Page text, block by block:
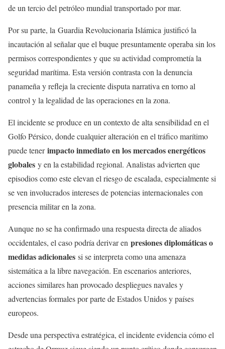
de un tercio del petróleo mundial transportado por mar.
Por su parte, la Guardia Revolucionaria Islámica justificó la
incautación al señalar que el buque presuntamente operaba sin los
permisos correspondientes y que su actividad comprometía la
seguridad marítima. Esta versión contrasta con la denuncia
panameña y refleja la creciente disputa narrativa en torno al
control y la legalidad de las operaciones en la zona.
El incidente se produce en un contexto de alta sensibilidad en el
Golfo Pérsico, donde cualquier alteración en el tráfico marítimo
puede tenerimpacto inmediato en los mercados energéticos
globales y en la estabilidad regional. Analistas advierten que
episodios como este elevan el riesgo de escalada, especialmente si
se ven involucrados intereses de potencias internacionales con
presencia militar en la zona.
Aunque no se ha confirmado una respuesta directa de aliados
occidentales, el caso podría derivar en presiones diplomáticas o
medidas adicionales si se interpreta como una amenaza
sistemática a la libre navegación. En escenarios anteriores,
acciones similares han provocado despliegues navales y
advertencias formales por parte de Estados Unidos y países
europeos.
Desde una perspectiva estratégica, el incidente evidencia cómo el